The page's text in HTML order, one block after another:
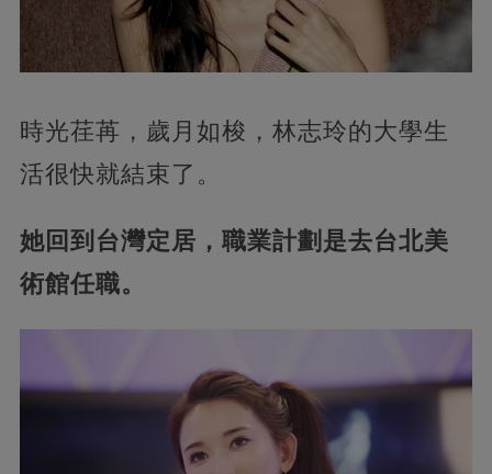
時光荏苒，歲月如梭，林志玲的大學生
活很快就結束了。
她回到台灣定居，職業計劃是去台北美
術館任職。